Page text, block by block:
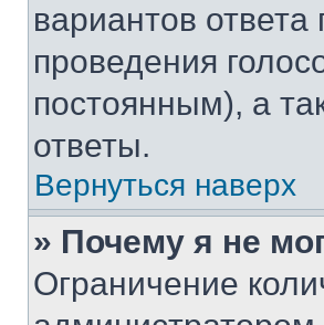
вариантов
проведения
постоянным), а
ответы.
Вернуться наверх
» Почему я не
Ограничение